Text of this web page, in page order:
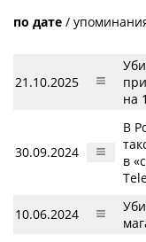
по дате /
21.10.2025
на
30.09.2024
В
в
10.06.2024